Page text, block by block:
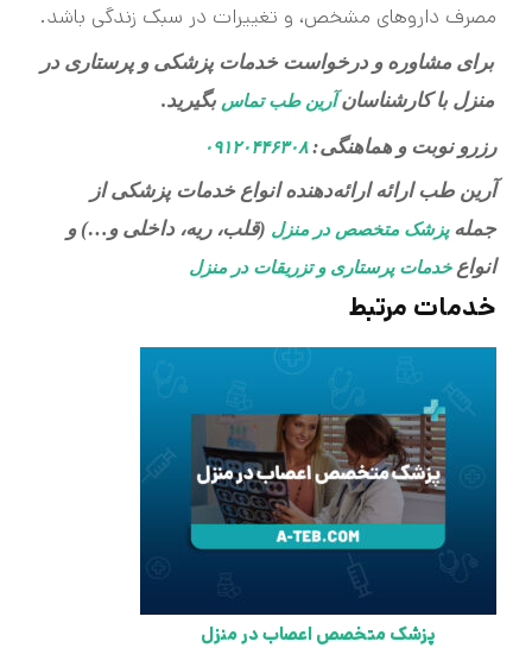
مصرف داروهای مشخص، و تغییرات در سبک زندگی باشد.
برای مشاوره و درخواست خدمات پزشکی و پرستاری در
منزل با کارشناسانآرین طب تماس بگیرید.
رزرو نوبت و هماهنگی: ۰۹۱۲۰۴۴۶۳۰۸
آرین طب ارائه ارائه‌دهنده انواع خدمات پزشکی از
جملهپزشک متخصص در منزل (قلب، ریه، داخلی و…) و
انواعخدمات پرستاری و تزریقات در منزل
خدمات مرتبط
پزشک متخصص اعصاب در منزل